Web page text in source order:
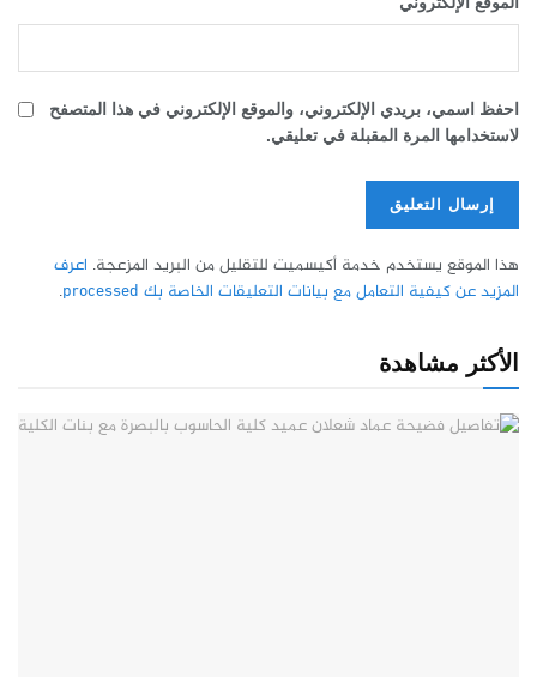
احفظ اسمي، بريدي الإلكتروني، والموقع الإلكتروني في هذا المتصفح
لاستخدامها المرة المقبلة في تعليقي.
هذا الموقع يستخدم خدمة أكيسميت للتقليل من البريد المزعجة. اعرف
المزيد عن كيفية التعامل مع بيانات التعليقات الخاصة بك processed
.
الأكثر مشاهدة